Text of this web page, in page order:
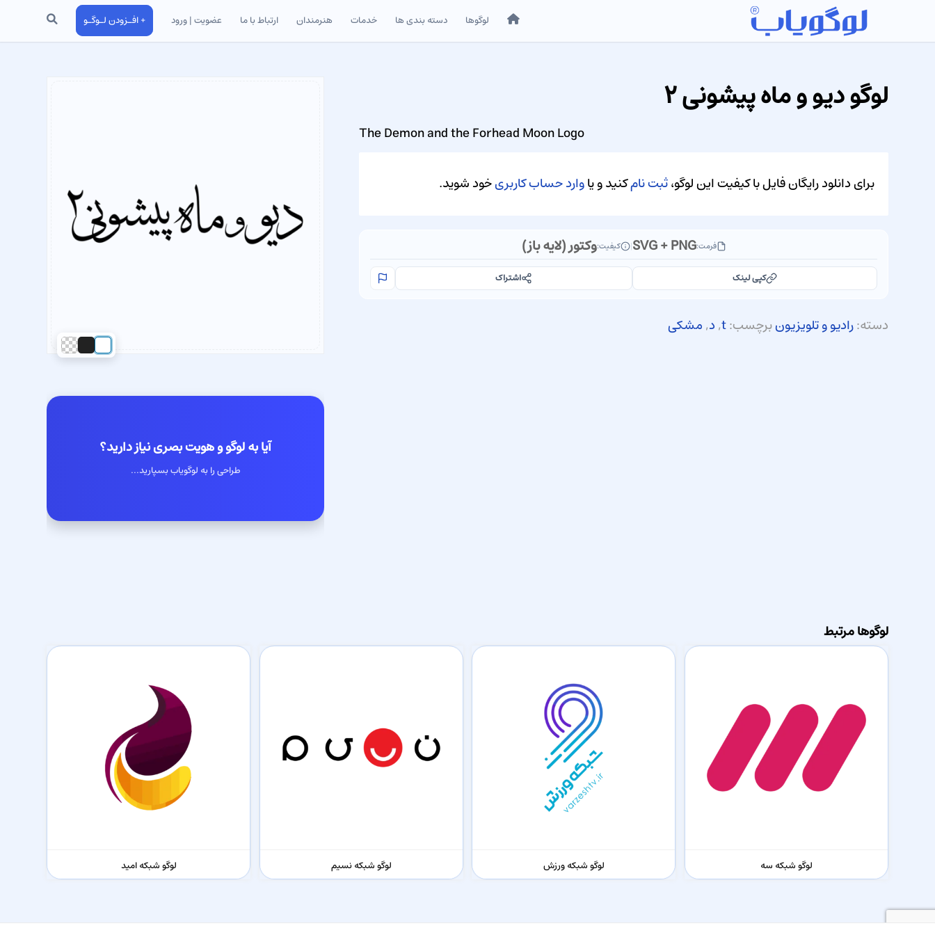
خانه لوگوها دسته بندی ها خدمات هنرمندان ارتباط با ما عضویت | ورود + افـزودن لـوگـو جستجو
آیا به لوگو و هویت بصری نیاز دارید؟
طراحی را به لوگویاب بسپارید...
لوگو دیو و ماه پیشونی ۲
The Demon and the Forhead Moon Logo
برای دانلود رایگان فایل با کیفیت این لوگو،ثبت نامکنید و یاوارد حساب کاربریخود شوید.
فرمت:SVG + PNG
| کیفیت:وکتور (لایه باز)
کپی لینک اشتراک
دسته:رادیو و تلویزیونبرچسب:t
,د,مشکی
لوگوها مرتبط
لوگو شبکه سه لوگو شبکه ورزش لوگو شبکه نسیم لوگو شبکه امید